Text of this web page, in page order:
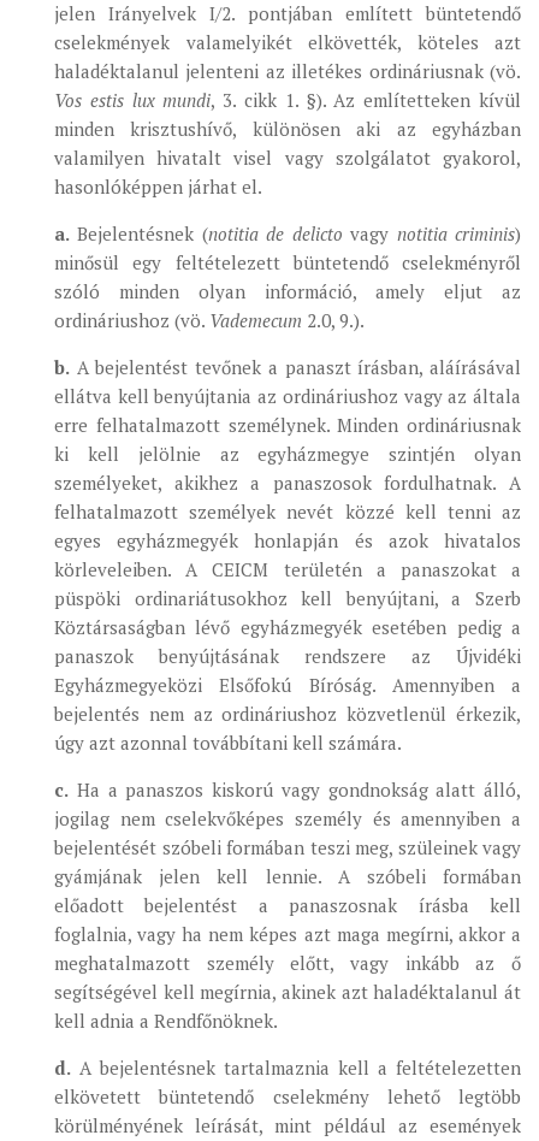
jelen Irányelvek I/2. pontjában említett büntetendő
cselekmények valamelyikét elkövették, köteles azt
haladéktalanul jelenteni az illetékes ordináriusnak (vö.
Vos estis lux mundi, 3. cikk 1. §). Az említetteken kívül
minden krisztushívő, különösen aki az egyházban
valamilyen hivatalt visel vagy szolgálatot gyakorol,
hasonlóképpen járhat el.
a. Bejelentésnek (notitia de delicto vagy notitia criminis)
minősül egy feltételezett büntetendő cselekményről
szóló minden olyan információ, amely eljut az
ordináriushoz (vö. Vademecum 2.0, 9.).
b. A bejelentést tevőnek a panaszt írásban, aláírásával
ellátva kell benyújtania az ordináriushoz vagy az általa
erre felhatalmazott személynek. Minden ordináriusnak
ki kell jelölnie az egyházmegye szintjén olyan
személyeket, akikhez a panaszosok fordulhatnak. A
felhatalmazott személyek nevét közzé kell tenni az
egyes egyházmegyék honlapján és azok hivatalos
körleveleiben. A CEICM területén a panaszokat a
püspöki ordinariátusokhoz kell benyújtani, a Szerb
Köztársaságban lévő egyházmegyék esetében pedig a
panaszok benyújtásának rendszere az Újvidéki
Egyházmegyeközi Elsőfokú Bíróság. Amennyiben a
bejelentés nem az ordináriushoz közvetlenül érkezik,
úgy azt azonnal továbbítani kell számára.
c. Ha a panaszos kiskorú vagy gondnokság alatt álló,
jogilag nem cselekvőképes személy és amennyiben a
bejelentését szóbeli formában teszi meg, szüleinek vagy
gyámjának jelen kell lennie. A szóbeli formában
előadott bejelentést a panaszosnak írásba kell
foglalnia, vagy ha nem képes azt maga megírni, akkor a
meghatalmazott személy előtt, vagy inkább az ő
segítségével kell megírnia, akinek azt haladéktalanul át
kell adnia a Rendfőnöknek.
d. A bejelentésnek tartalmaznia kell a feltételezetten
elkövetett büntetendő cselekmény lehető legtöbb
körülményének leírását, mint például az események